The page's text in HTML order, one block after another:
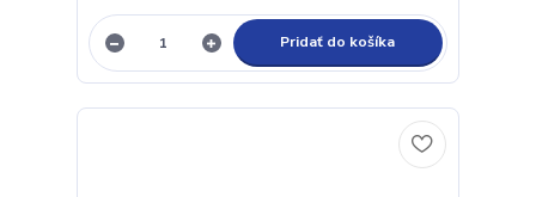
Pridať do košíka